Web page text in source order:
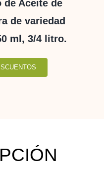
Aceite de
de variedad
ml, 3/4 litro.